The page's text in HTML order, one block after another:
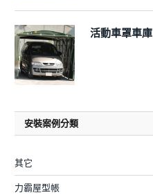
活動車罩車庫
安裝案例分類
其它
力霸屋型帳